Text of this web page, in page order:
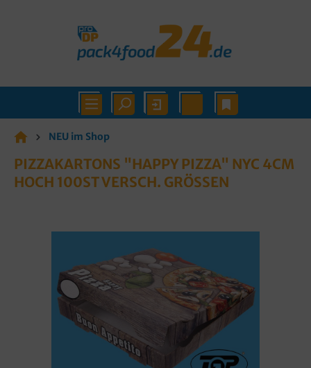
NEU im Shop
PIZZAKARTONS "HAPPY PIZZA" NYC 4CM
HOCH 100ST VERSCH. GRÖSSEN